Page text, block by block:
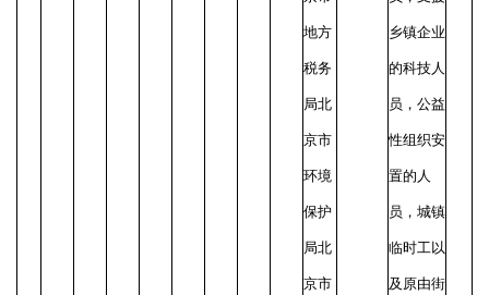
地方
税务
局北
京市
环境
保护
局北
京市
乡镇企业
的科技人
员，公益
性组织安
置的人
员，城镇
临时工以
及原由街